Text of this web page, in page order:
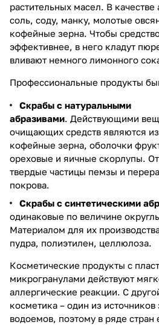
растительных масел. В
соль, соду, манку, молотые
кофейные зерна. Чтобы
эффективнее, в него кладут
вливают немного лимонного
Профессиональные продукты
Скрабы с натуральными
абразивами. Действующими
очищающих средств являются
кофейные зерна, оболочки
ореховые и яичные скорлупы.
твердые частицы пемзы и
покрова.
Скрабы с синтетическими
одинаковые по величине
Материалом для их
пудра, полиэтилен, целлюлоза.
Косметические продукты с
микрогранулами действуют
аллергические реакции. С
косметика – один из источников
водоемов, поэтому в ряде